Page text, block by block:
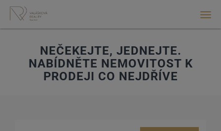
NEČEKEJTE, JEDNEJTE.
NABÍDNĚTE NEMOVITOST K
PRODEJI CO NEJDŘÍVE